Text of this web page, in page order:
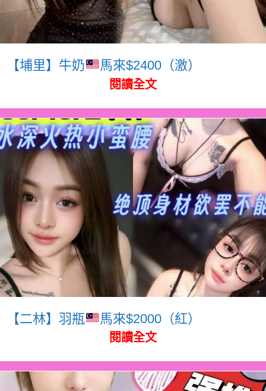
【埔里】牛奶 馬來$2400（激）
閱讀全文
【二林】羽瓶 馬來$2000（紅）
閱讀全文